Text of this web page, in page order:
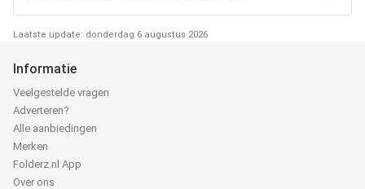
Laatste update: donderdag 6 augustus 2026
Informatie
Veelgestelde vragen
Adverteren?
Alle aanbiedingen
Merken
Folderz.nl App
Over ons